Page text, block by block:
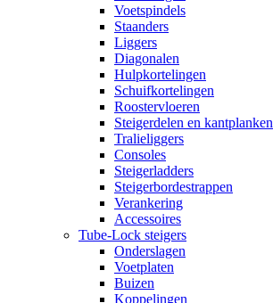
Voetspindels
Staanders
Liggers
Diagonalen
Hulpkortelingen
Schuifkortelingen
Roostervloeren
Steigerdelen en kantplanken
Tralieliggers
Consoles
Steigerladders
Steigerbordestrappen
Verankering
Accessoires
Tube-Lock steigers
Onderslagen
Voetplaten
Buizen
Koppelingen